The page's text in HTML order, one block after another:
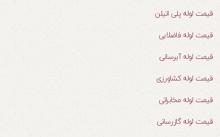
قیمت لوله پلی اتیلن
قیمت لوله فاضلابی
قیمت لوله آبرسانی
قیمت لوله کشاورزی
قیمت لوله مخابراتی
قیمت لوله گازرسانی